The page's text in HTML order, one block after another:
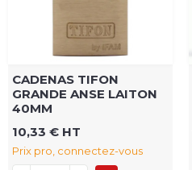
CADENAS TIFON
GRANDE ANSE LAITON
40MM
10,33 € HT
Prix pro, connectez-vous